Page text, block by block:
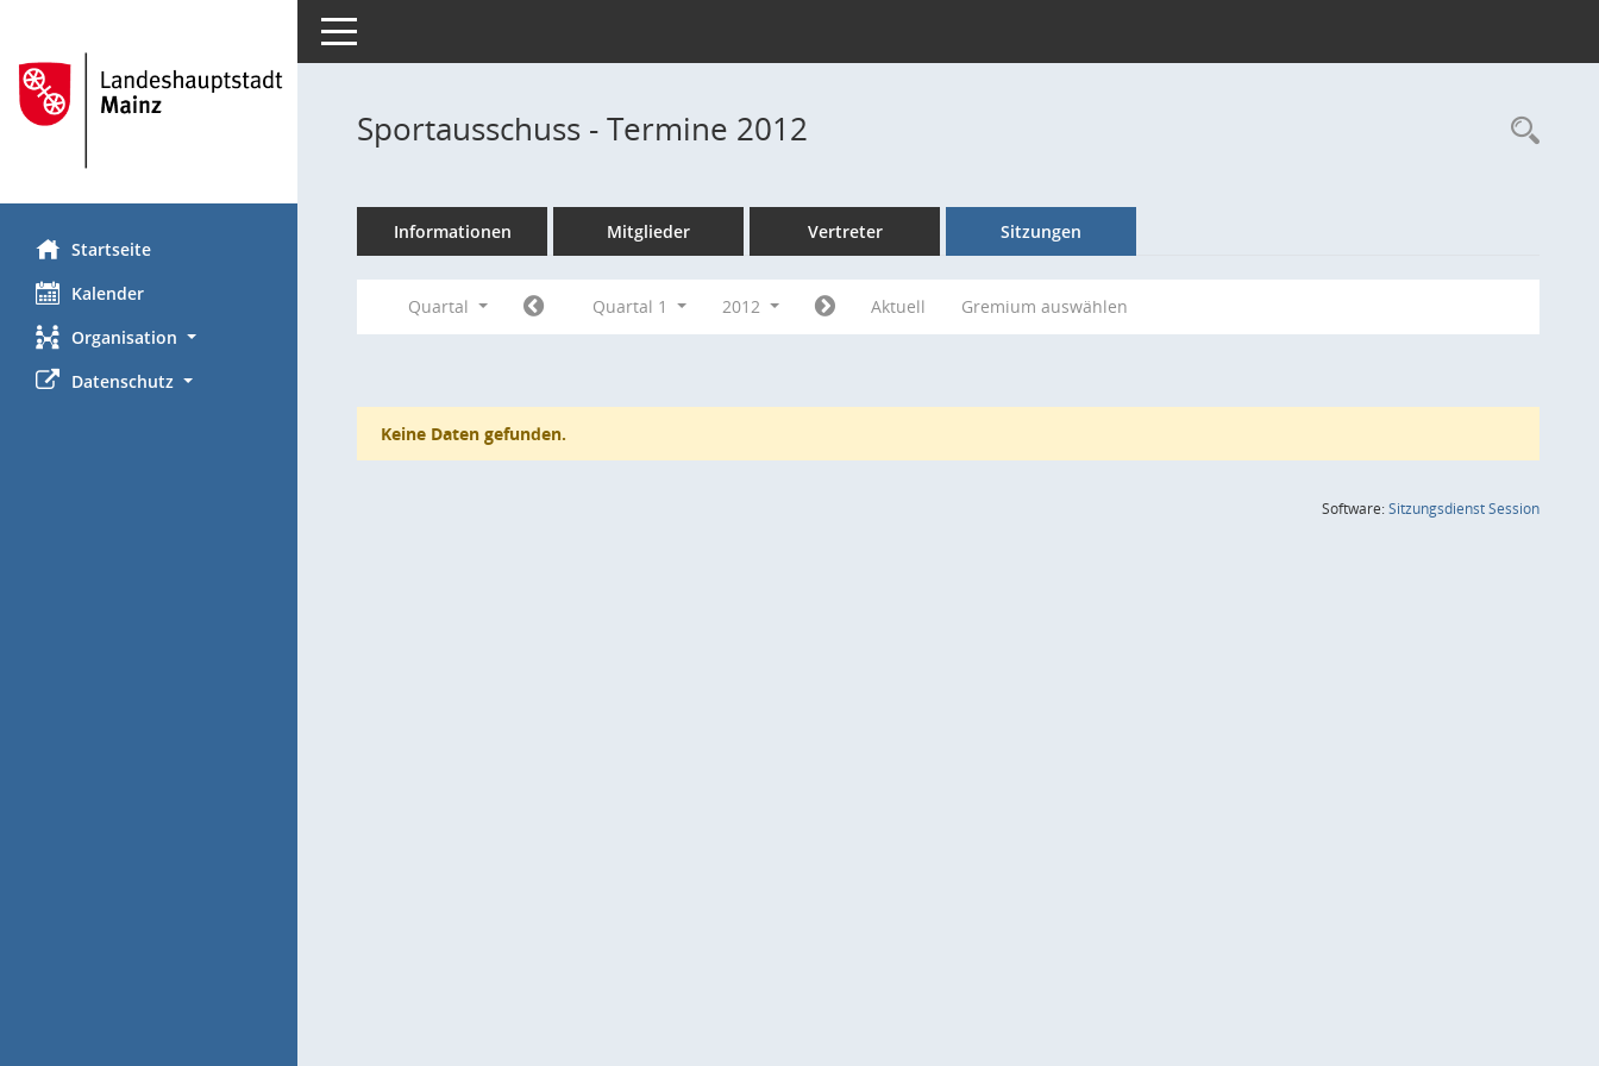
Startseite
Kalender
Organisation
Datenschutz
Toggle navigation
Sportausschuss - Termine 2012
Informationen Mitglieder Vertreter Sitzungen
Quartal Quartal 1 2012 Aktuell Gremium auswählen
Keine Daten gefunden.
Software:SitzungsdienstSession(Wird in